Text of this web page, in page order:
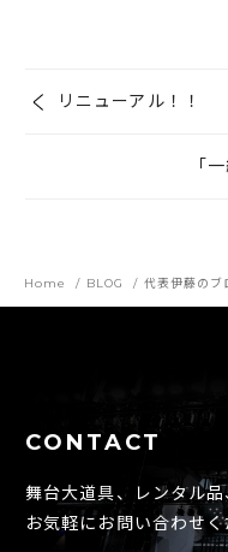
リニューアル！！
「
Home BLOG 代表伊藤のブ
CONTACT
舞台大道具、レンタル
お気軽にお問い合わせ